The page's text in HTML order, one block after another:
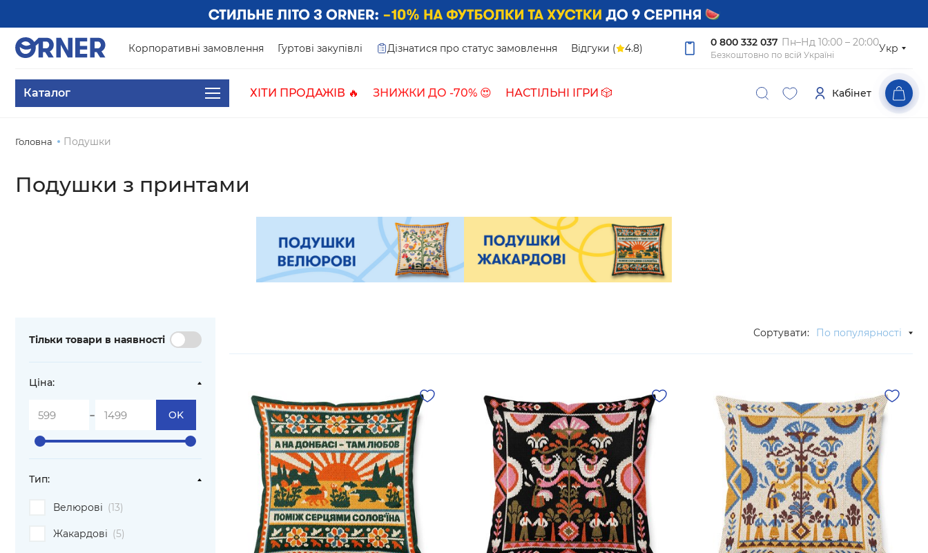
Корпоративні замовлення Гуртові закупівлі Дізнатися про статус замовлення Відгуки ( 4.8) 0 800 332 037 Пн–Нд 10:00 – 20:00
Безкоштовно по всій Україні
Укр
Каталог ХІТИ ПРОДАЖІВ 🔥 ЗНИЖКИ ДО -70% 😍 НАСТІЛЬНІ ІГРИ 🎲 Кабінет
Головна Подушки
Подушки з принтами
Тільки товари в наявності
Ціна:
- OK
Тип:
Велюрові (13)
Жакардові (5)
Сортувати: По популярності